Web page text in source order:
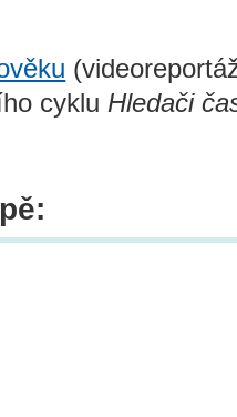
cyklu Hledači